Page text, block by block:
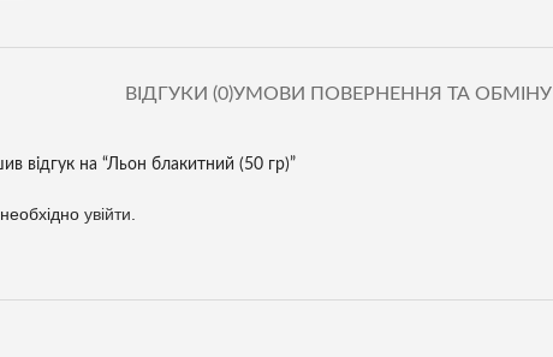
ВІДГУКИ (0)УМОВИ ПОВЕРНЕННЯ ТА ОБМІНУ
відгук на “Льон блакитний (50 гр)”
увійти